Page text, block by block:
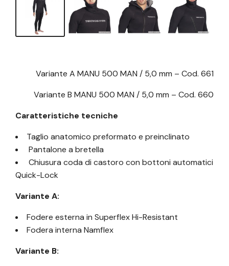
Variante A MANU 500 MAN / 5,0 mm – Cod. 661
Variante B MANU 500 MAN / 5,0 mm – Cod. 660
Caratteristiche tecniche
Taglio anatomico preformato e preinclinato
Pantalone a bretella
Chiusura coda di castoro con bottoni automatici
Quick-Lock
Variante A:
Fodere esterna in Superflex Hi-Resistant
Fodera interna Namflex
Variante B: